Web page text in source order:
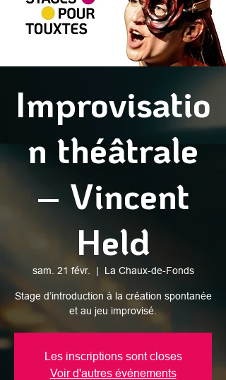
Improvisatio
n théâtrale
– Vincent
Held
sam. 21 févr.
  |
La Chaux-de-Fonds
Stage d’introduction à la création spontanée
et au jeu improvisé.
Les inscriptions sont closes
Voir d'autres événements